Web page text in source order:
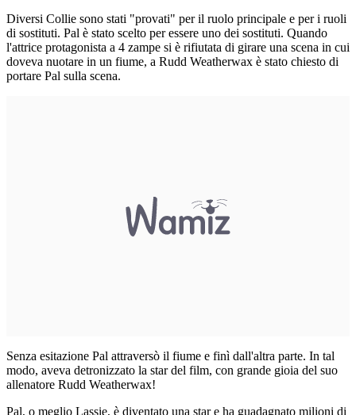
Diversi Collie sono stati "provati" per il ruolo principale e per i ruoli
di sostituti. Pal è stato scelto per essere uno dei sostituti. Quando
l'attrice protagonista a 4 zampe si è rifiutata di girare una scena in cui
doveva nuotare in un fiume, a Rudd Weatherwax è stato chiesto di
portare Pal sulla scena.
Senza esitazione Pal attraversò il fiume e finì dall'altra parte. In tal
modo, aveva detronizzato la star del film, con grande gioia del suo
allenatore Rudd Weatherwax!
Pal, o meglio Lassie, è diventato una star e ha guadagnato milioni di